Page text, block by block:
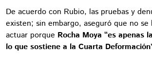
De acuerdo con Rubio, las pruebas y
existen; sin embargo, aseguró que no se
actuar porque Rocha Moya “es apenas
lo que sostiene a la Cuarta